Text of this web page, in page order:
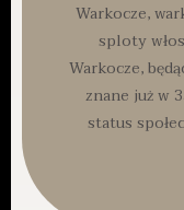
Warkocze,
sploty
Warkocze,
znane już w
status